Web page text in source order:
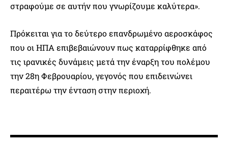
στραφούμε σε αυτήν που γνωρίζουμε καλύτερα».
Πρόκειται για το δεύτερο επανδρωμένο αεροσκάφος
που οι ΗΠΑ επιβεβαιώνουν πως καταρρίφθηκε από
τις ιρανικές δυνάμεις μετά την έναρξη του πολέμου
την 28η Φεβρουαρίου, γεγονός που επιδεινώνει
περαιτέρω την ένταση στην περιοχή.